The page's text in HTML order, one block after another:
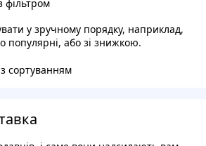
у зручному порядку, наприклад,
популярні, або зі знижкою.